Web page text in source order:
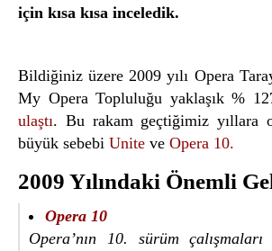
için kısa kısa inceledik.
Bildiğiniz üzere 2009 yılı Opera
My Opera Topluluğu yaklaşık %
ulaştı. Bu rakam geçtiğimiz yıllara
büyük sebebi Unite ve Opera 10.
2009 Yılındaki Önemli
Opera 10
Opera’nın 10. sürüm